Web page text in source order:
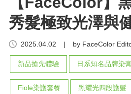
秀髮極致光澤與
2025.04.02 | by FaceColor
新品搶先體驗 日系知名品牌染
Fiole染護套餐 黑耀光四段護髮